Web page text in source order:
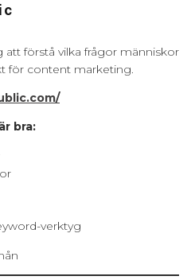
att förstå vilka frågor människor
för content marketing.
bra:
verktyg